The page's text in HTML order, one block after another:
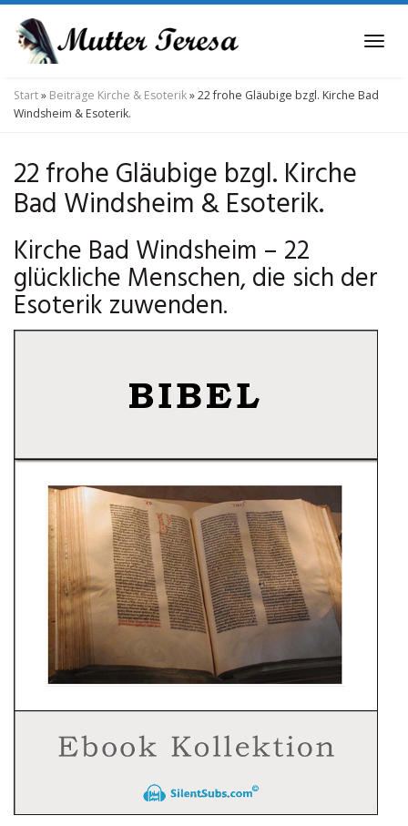
Skip
main
content
Start» Beiträge Kirche & Esoterik»22 frohe Gläubige bzgl. Kirche Bad
Windsheim & Esoterik.
22 frohe Gläubige bzgl. Kirche
Bad Windsheim & Esoterik.
Kirche Bad Windsheim – 22
glückliche Menschen, die sich der
Esoterik zuwenden.